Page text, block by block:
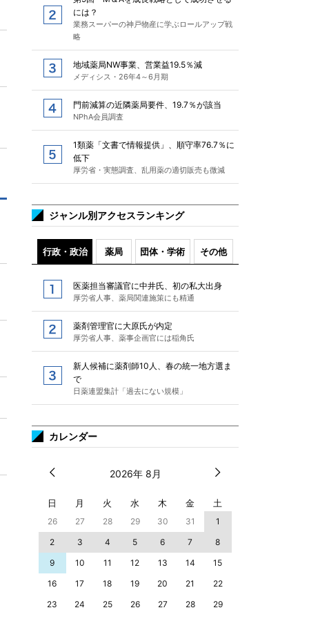
には？
業務スーパーの神戸物産に学ぶロールアップ戦
略
地域薬局NW事業、営業益19.5％減
メディシス・26年4～6月期
門前減算の近隣薬局要件、19.7％が該当
NPhA会員調査
1類薬「文書で情報提供」、順守率76.7％に
低下
厚労省・実態調査、乱用薬の適切販売も微減
ジャンル別アクセスランキング
行政・政治 薬局 団体・学術 その他
医薬担当審議官に中井氏、初の私大出身
厚労省人事、薬局関連施策にも精通
薬剤管理官に大原氏が内定
厚労省人事、薬事企画官には稲角氏
新人候補に薬剤師10人、春の統一地方選ま
で
日薬連盟集計「過去にない規模」
カレンダー
2026年 8月
日 月 火 水 木 金 土
26 27 28 29 30 31
1
2
3 4 5 6 7
8
9
10 11 12 13 14
15
16
17 18 19 20 21
22
23
24 25 26 27 28 29